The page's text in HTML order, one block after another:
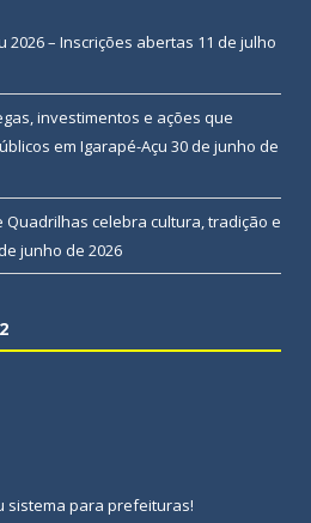
2026 – Inscrições abertas 11 de julho
investimentos e ações que
em Igarapé-Açu 30 de junho de
Quadrilhas celebra cultura, tradição e
junho de 2026
sistema para prefeituras!